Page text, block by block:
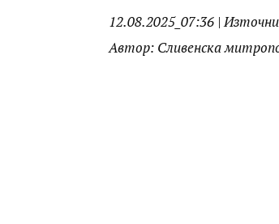
12.08.2025_07:36 |
Автор: Сливенска